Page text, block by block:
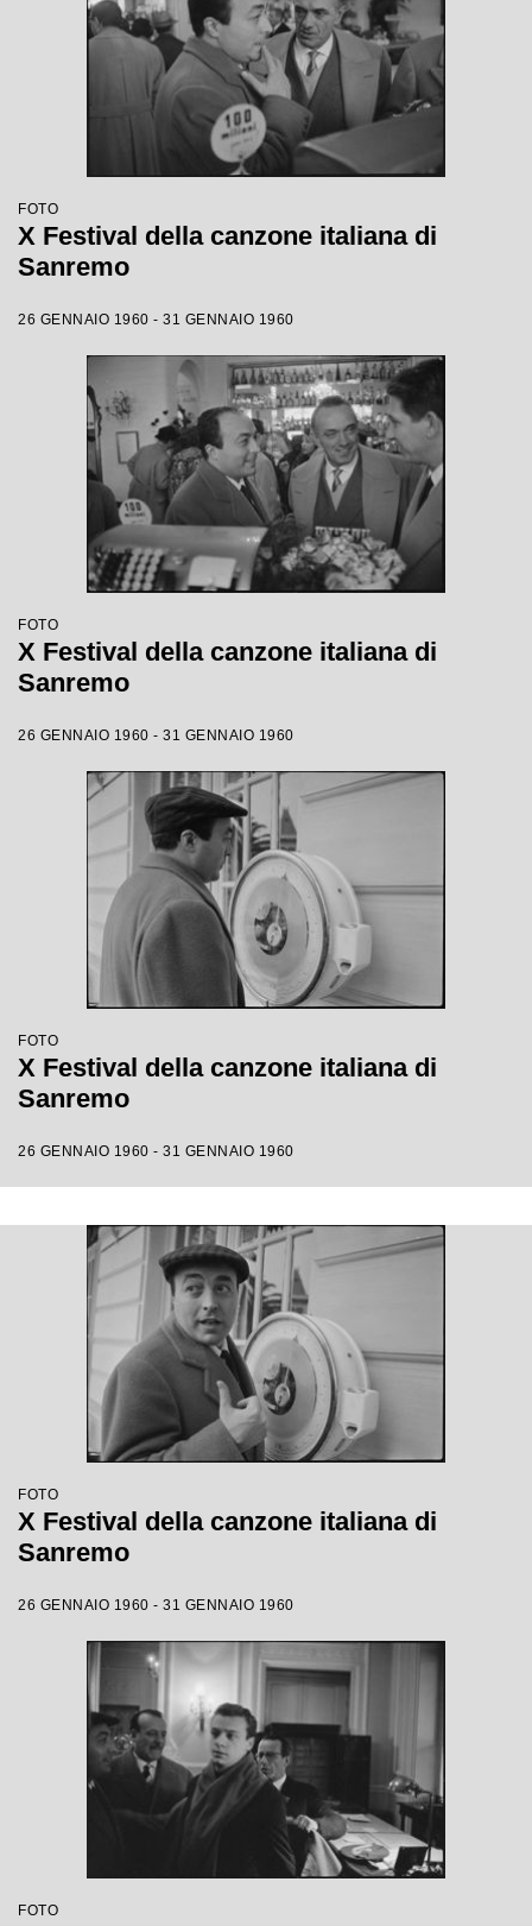
FOTO
X Festival della canzone italiana di
Sanremo
26 GENNAIO 1960 - 31 GENNAIO 1960
FOTO
X Festival della canzone italiana di
Sanremo
26 GENNAIO 1960 - 31 GENNAIO 1960
FOTO
X Festival della canzone italiana di
Sanremo
26 GENNAIO 1960 - 31 GENNAIO 1960
FOTO
X Festival della canzone italiana di
Sanremo
26 GENNAIO 1960 - 31 GENNAIO 1960
FOTO